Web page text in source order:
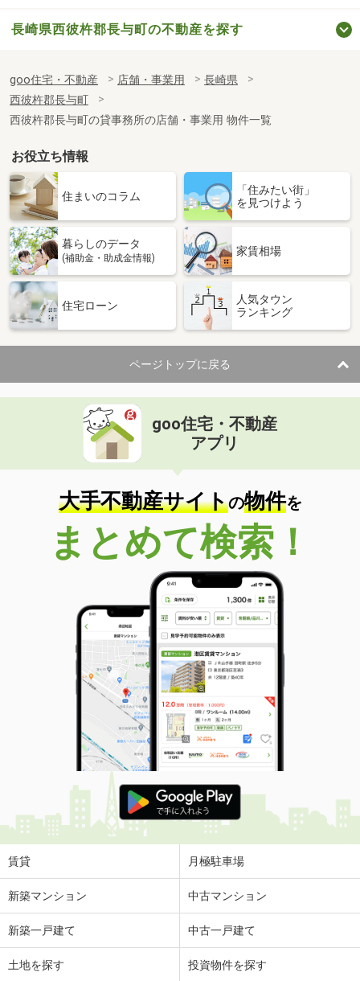
長崎県西彼杵郡長与町の不動産を探す
goo住宅・不動産 店舗・事業用
長崎県
西彼杵郡長与町
西彼杵郡長与町の貸事務所の店舗・事業用 物件一覧
お役立ち情報
住まいのコラム
「住みたい街」
を見つけよう
暮らしのデータ
(補助金・助成金情報)
家賃相場
住宅ローン
人気タウン
ランキング
ページトップに戻る
goo住宅・不動産
アプリ
大手不動産サイトの物件を
まとめて検索！
賃貸 月極駐車場
新築マンション 中古マンション
新築一戸建て 中古一戸建て
土地を探す 投資物件を探す